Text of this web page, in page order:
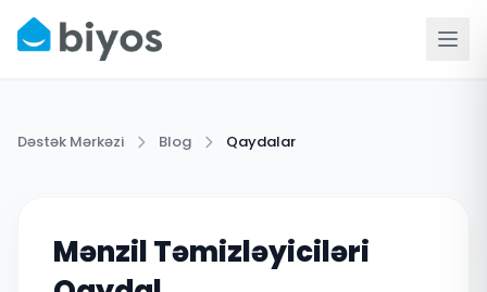
Dəstək Mərkəzi Blog Qaydalar
Mənzil Təmizləyiciləri